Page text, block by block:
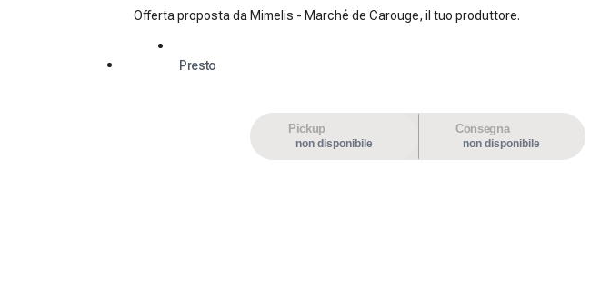
Offerta proposta da Mimelis - Marché de Carouge, il tuo produttore.
Presto
Pickup
non disponibile
Consegna
non disponibile